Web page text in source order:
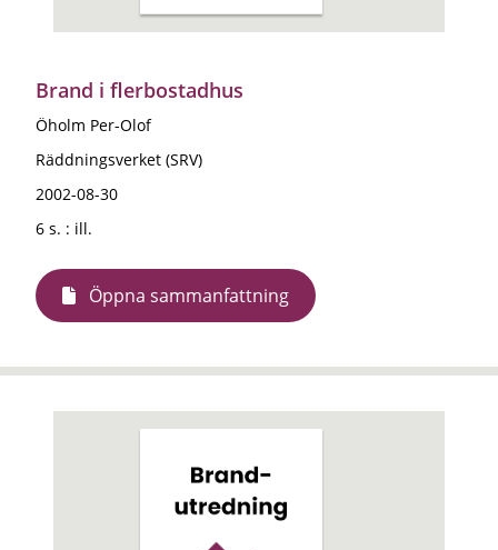
Brand i flerbostadhus
Öholm Per-Olof
Räddningsverket (SRV)
2002-08-30
6 s. : ill.
Öppna sammanfattning